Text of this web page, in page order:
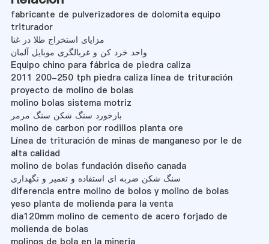
fabricante de pulverizadores de dolomita equipo
triturador
مزایای استخراج طلا در غنا
واحد خرد کن و غربالگری موبایل آلمان
Equipo chino para fábrica de piedra caliza
2011 200-250 tph piedra caliza línea de trituración
proyecto de molino de bolas
molino bolas sistema motriz
بازخورد سنگ شکن سنگ مرمر
molino de carbon por rodillos planta ore
Línea de trituración de minas de manganeso por le de
alta calidad
molino de bolas fundación diseño canada
سنگ شکن ضربه ای استفاده و تعمیر و نگهداری
diferencia entre molino de bolos y molino de bolas
yeso planta de molienda para la venta
dia120mm molino de cemento de acero forjado de
molienda de bolas
molinos de bola en la mineria